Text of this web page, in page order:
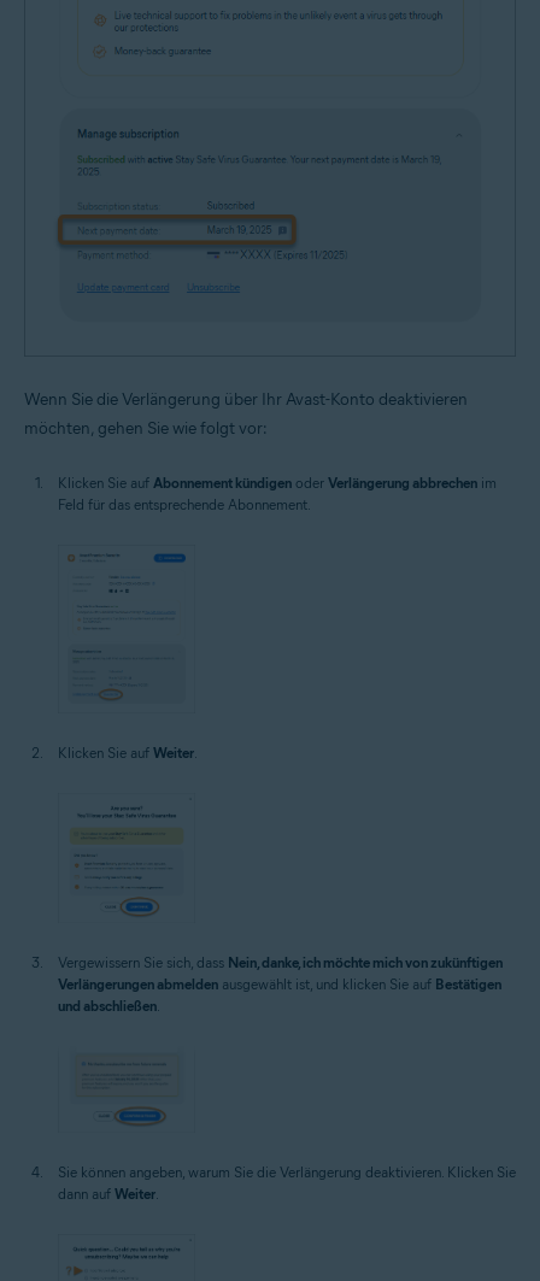
Wenn Sie die Verlängerung über Ihr Avast-Konto deaktivieren
möchten, gehen Sie wie folgt vor:
Klicken Sie auf Abonnement kündigen oder Verlängerung abbrechen im
Feld für das entsprechende Abonnement.
Klicken Sie auf Weiter.
Vergewissern Sie sich, dass Nein, danke, ich möchte mich von zukünftigen
Verlängerungen abmelden ausgewählt ist, und klicken Sie auf Bestätigen
und abschließen.
Sie können angeben, warum Sie die Verlängerung deaktivieren. Klicken Sie
dann auf Weiter.